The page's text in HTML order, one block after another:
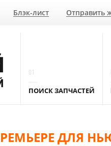
Блэк-лист Отправить
ПОИСК ЗАПЧАСТЕЙ
ДЛЯ